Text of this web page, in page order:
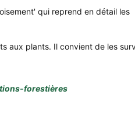
qui reprend en détail les
aux plants. Il convient de les
forestières